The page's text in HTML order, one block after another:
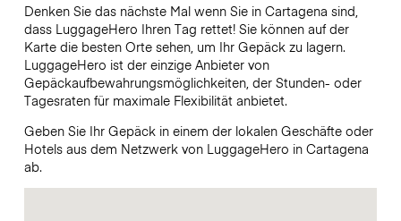
Denken Sie das nächste Mal wenn Sie in Cartagena sind,
dass LuggageHero Ihren Tag rettet! Sie können auf der
Karte die besten Orte sehen, um Ihr Gepäck zu lagern.
LuggageHero ist der einzige Anbieter von
Gepäckaufbewahrungsmöglichkeiten, der Stunden- oder
Tagesraten für maximale Flexibilität anbietet.
Geben Sie Ihr Gepäck in einem der lokalen Geschäfte oder
Hotels aus dem Netzwerk von LuggageHero in Cartagena
ab.